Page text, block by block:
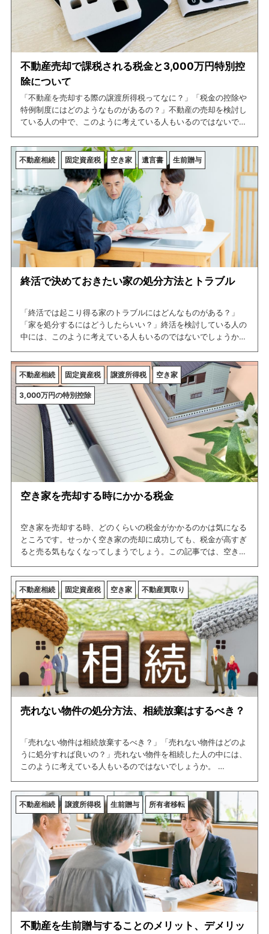
不動産売却で課税される税金と3,000万円特別控
除について
「不動産を売却する際の譲渡所得税ってなに？」「税金の控除や
特例制度にはどのようなものがあるの？」不動産の売却を検討し
ている人の中で、このように考えている人もいるのではないでし
そこで、今回の記事では不動産を売却する際に課税される譲渡所
得税と、税金の控除などについて紹介しています。
この記事を読めば、不動産を売却する際の譲渡所得税について網
羅できますので、是非ご一読ください。
不動産相続 固定資産税 空き家 遺言書 生前贈与
終活で決めておきたい家の処分方法とトラブル
「終活では起こり得る家のトラブルにはどんなものがある？」
「家を処分するにはどうしたらいい？」終活を検討している人の
中には、このように考えている人もいるのではないでしょうか。
方法について紹介しています。この記事を読めば、相続における
家のトラブルについて網羅できますので、是非ご一読ください。
不動産相続 固定資産税 譲渡所得税 空き家
3,000万円の特別控除
空き家を売却する時にかかる税金
空き家を売却する時、どのくらいの税金がかかるのかは気になる
ところです。せっかく空き家の売却に成功しても、税金が高すぎ
ると売る気もなくなってしまうでしょう。この記事では、空き家
手く利用すると、売却時の税金を0円にできるかもしれません。
不動産相続 固定資産税 空き家 不動産買取り
売れない物件の処分方法、相続放棄はするべき？
「売れない物件は相続放棄するべき？」「売れない物件はどのよ
うに処分すれば良いの？」売れない物件を相続した人の中には、
このように考えている人もいるのではないでしょうか。
の方法について紹介しています。この記事を読めば、売れない物
件を相続するリスクや処分方法について網羅できますので、是非
ご一読ください。
不動産相続 譲渡所得税 生前贈与 所有者移転
不動産を生前贈与することのメリット、デメリッ